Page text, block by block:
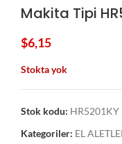
Makita Tipi
$6,15
Stokta yok
Stok kodu: HR5201KY
Kategoriler: EL